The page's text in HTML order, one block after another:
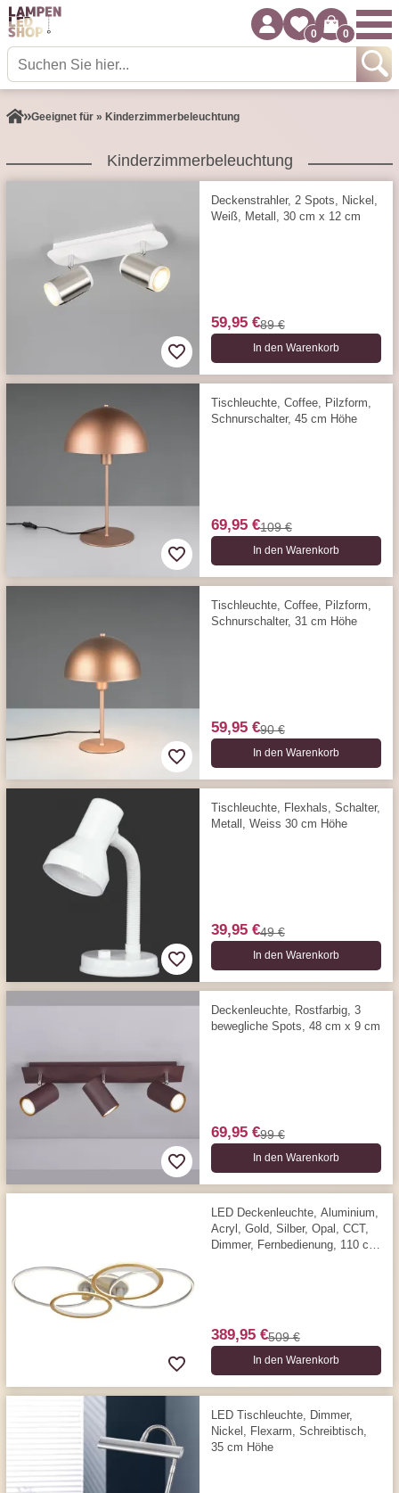
0 0
Geeignet für » Kinderzimmerbeleuchtung
Kinderzimmerbeleuchtung
Deckenstrahler, 2 Spots, Nickel,
Weiß, Metall, 30 cm x 12 cm
59,95 €89 €
In den Warenkorb
Tischleuchte, Coffee, Pilzform,
Schnurschalter, 45 cm Höhe
69,95 €109 €
In den Warenkorb
Tischleuchte, Coffee, Pilzform,
Schnurschalter, 31 cm Höhe
59,95 €90 €
In den Warenkorb
Tischleuchte, Flexhals, Schalter,
Metall, Weiss 30 cm Höhe
39,95 €49 €
In den Warenkorb
Deckenleuchte, Rostfarbig, 3
bewegliche Spots, 48 cm x 9 cm
69,95 €99 €
In den Warenkorb
LED Deckenleuchte, Aluminium,
Acryl, Gold, Silber, Opal, CCT,
Dimmer, Fernbedienung, 110 cm
389,95 €509 €
In den Warenkorb
LED Tischleuchte, Dimmer,
Nickel, Flexarm, Schreibtisch,
35 cm Höhe